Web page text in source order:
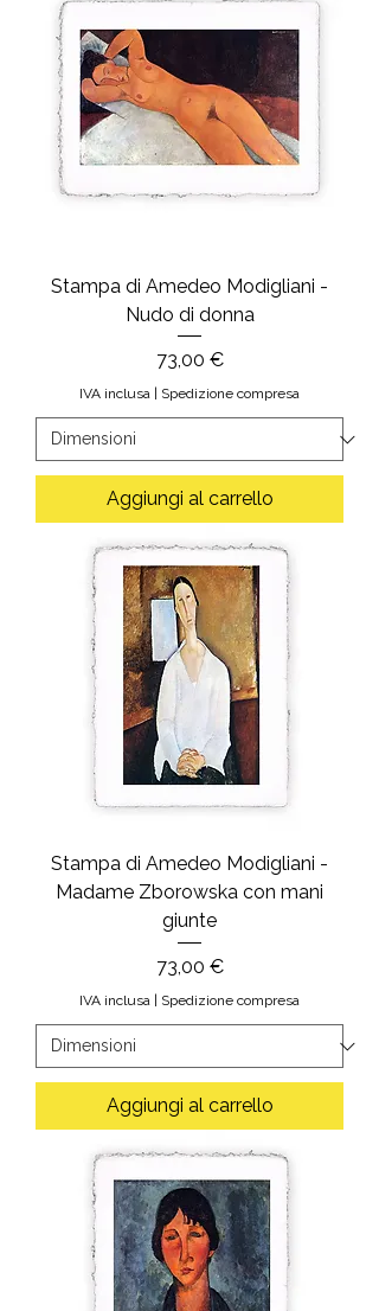
Stampa di Amedeo Modigliani -
Nudo di donna
Prezzo
73,00 €
IVA inclusa Spedizione compresa
Aggiungi al carrello
Stampa di Amedeo Modigliani -
Madame Zborowska con mani
giunte
Prezzo
73,00 €
IVA inclusa Spedizione compresa
Aggiungi al carrello